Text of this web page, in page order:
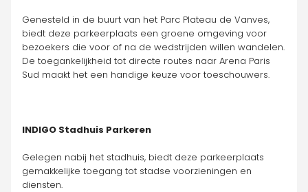
Genesteld in de buurt van het Parc Plateau de Vanves,
biedt deze parkeerplaats een groene omgeving voor
bezoekers die voor of na de wedstrijden willen wandelen.
De toegankelijkheid tot directe routes naar Arena Paris
Sud maakt het een handige keuze voor toeschouwers.
INDIGO Stadhuis Parkeren
Gelegen nabij het stadhuis, biedt deze parkeerplaats
gemakkelijke toegang tot stadse voorzieningen en
diensten.